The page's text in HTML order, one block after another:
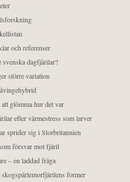
och referenser
dagfjärilar?
större variation
glömma hur det var
efter värmestress som larver
sprider sig i Storbritannien
försvar mot fjäril
– en laddad fråga
former